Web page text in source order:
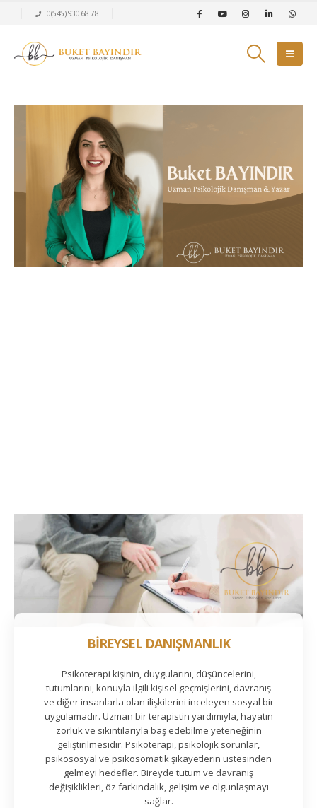
0(545) 930 68 78
BİREYSEL DANIŞMANLIK
Psikoterapi kişinin, duygularını, düşüncelerini,
tutumlarını, konuyla ilgili kişisel geçmişlerini, davranış
ve diğer insanlarla olan ilişkilerini inceleyen sosyal bir
uygulamadır. Uzman bir terapistin yardımıyla, hayatın
zorluk ve sıkıntılarıyla baş edebilme yeteneğinin
geliştirilmesidir. Psikoterapi, psikolojik sorunlar,
psikososyal ve psikosomatik şikayetlerin üstesinden
gelmeyi hedefler. Bireyde tutum ve davranış
değişiklikleri, öz farkındalık, gelişim ve olgunlaşmayı
sağlar.